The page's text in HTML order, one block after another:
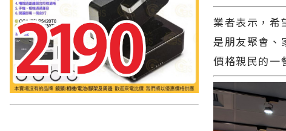
業者表示，希
是朋友聚會、
價格親民的一